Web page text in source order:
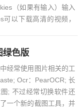
（如果有输入）输入
以下载高清的视频，
绿色版
经常使用图片相关的工
Ocr：PearOCR; 长
; 不过经常切换软件还
一个新的截图工具，并